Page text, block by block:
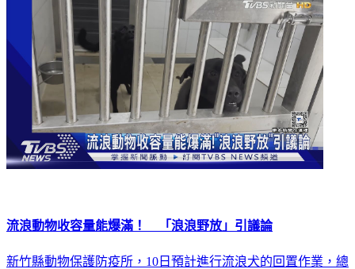
流浪動物收容量能爆滿！ 「浪浪野放」引議論
新竹縣動物保護防疫所，10日預計進行流浪犬的回置作業，總